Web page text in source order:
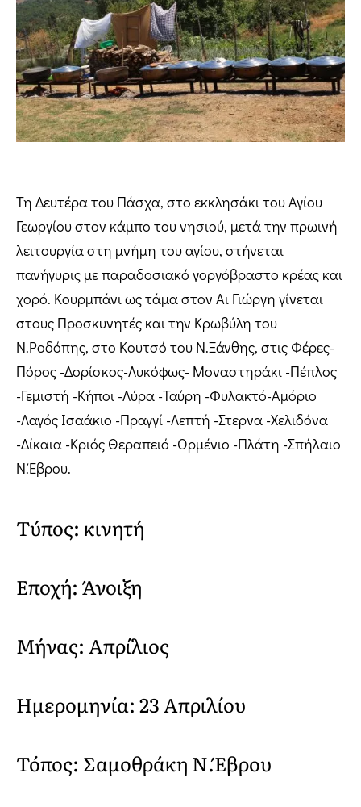
Τη Δευτέρα του Πάσχα, στο εκκλησάκι του Αγίου
Γεωργίου στον κάμπο του νησιού, μετά την πρωινή
λειτουργία στη μνήμη του αγίου, στήνεται
πανήγυρις με παραδοσιακό γοργόβραστο κρέας και
χορό. Κουρμπάνι ως τάμα στον Αι Γιώργη γίνεται
στους Προσκυνητές και την Κρωβύλη του
Ν.Ροδόπης, στο Κουτσό του Ν.Ξάνθης, στις Φέρες-
Πόρος -Δορίσκος-Λυκόφως- Μοναστηράκι -Πέπλος
-Γεμιστή -Κήποι -Λύρα -Ταύρη -Φυλακτό-Αμόριο
-Λαγός Ισαάκιο -Πραγγί -Λεπτή -Στερνα -Χελιδόνα
-Δίκαια -Κριός Θεραπειό -Ορμένιο -Πλάτη -Σπήλαιο
Ν.Έβρου.
Τύπος: κινητή
Εποχή: Άνοιξη
Μήνας: Απρίλιος
Ημερομηνία: 23 Απριλίου
Τόπος: Σαμοθράκη Ν.Έβρου